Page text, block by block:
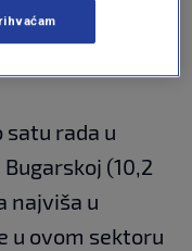
satu rada u
(10,2
najviša u
u ovom sektoru